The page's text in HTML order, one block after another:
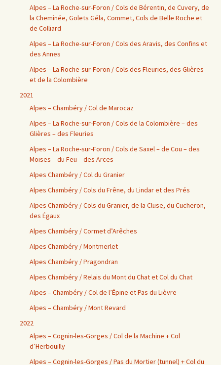
Alpes – La Roche-sur-Foron / Cols de Bérentin, de Cuvery, de
la Cheminée, Golets Géla, Commet, Cols de Belle Roche et
de Colliard
Alpes – La Roche-sur-Foron / Cols des Aravis, des Confins et
des Annes
Alpes – La Roche-sur-Foron / Cols des Fleuries, des Glières
et de la Colombière
2021
Alpes – Chambéry / Col de Marocaz
Alpes – La Roche-sur-Foron / Cols de la Colombière – des
Glières – des Fleuries
Alpes – La Roche-sur-Foron / Cols de Saxel – de Cou – des
Moises – du Feu – des Arces
Alpes Chambéry / Col du Granier
Alpes Chambéry / Cols du Frêne, du Lindar et des Prés
Alpes Chambéry / Cols du Granier, de la Cluse, du Cucheron,
des Égaux
Alpes Chambéry / Cormet d’Arêches
Alpes Chambéry / Montmerlet
Alpes Chambéry / Pragondran
Alpes Chambéry / Relais du Mont du Chat et Col du Chat
Alpes – Chambéry / Col de l’Épine et Pas du Lièvre
Alpes – Chambéry / Mont Revard
2022
Alpes – Cognin-les-Gorges / Col de la Machine + Col
d’Herbouilly
Alpes – Cognin-les-Gorges / Pas du Mortier (tunnel) + Col du